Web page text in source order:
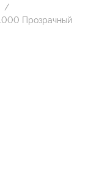
Прозрачный